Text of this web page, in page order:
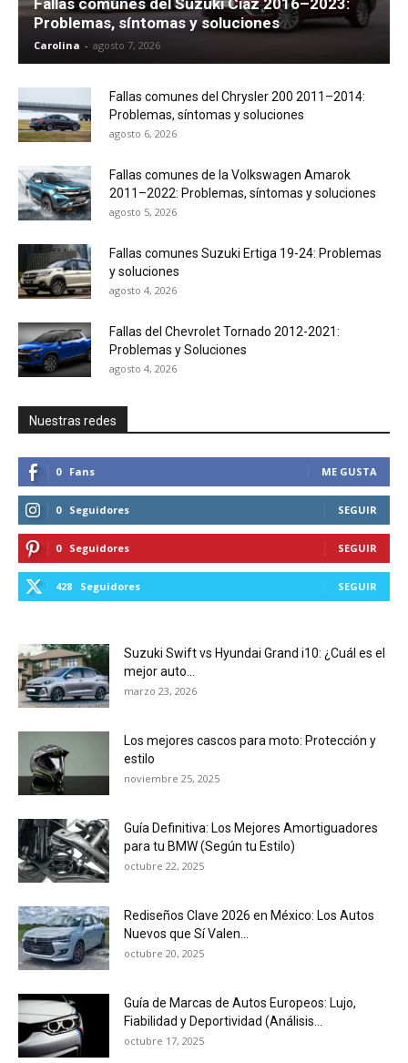
Problemas, síntomas y soluciones
Carolina - agosto 7, 2026
Fallas comunes del Chrysler 200 2011–2014:
Problemas, síntomas y soluciones
agosto 6, 2026
Fallas comunes de la Volkswagen Amarok
2011–2022: Problemas, síntomas y soluciones
agosto 5, 2026
Fallas comunes Suzuki Ertiga 19-24: Problemas
y soluciones
agosto 4, 2026
Fallas del Chevrolet Tornado 2012-2021:
Problemas y Soluciones
agosto 4, 2026
Nuestras redes
0 Fans ME GUSTA
0 Seguidores SEGUIR
0 Seguidores SEGUIR
428 Seguidores SEGUIR
Suzuki Swift vs Hyundai Grand i10: ¿Cuál es el
mejor auto...
marzo 23, 2026
Los mejores cascos para moto: Protección y
estilo
noviembre 25, 2025
Guía Definitiva: Los Mejores Amortiguadores
para tu BMW (Según tu Estilo)
octubre 22, 2025
Rediseños Clave 2026 en México: Los Autos
Nuevos que Sí Valen...
octubre 20, 2025
Guía de Marcas de Autos Europeos: Lujo,
Fiabilidad y Deportividad (Análisis...
octubre 17, 2025